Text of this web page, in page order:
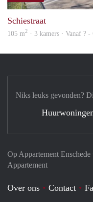
Schiestraat
105 m2 · 3 kamers · Vanaf ?
Op Appartement
Appartement
Over ons Contact
Niks leuks gevonden?